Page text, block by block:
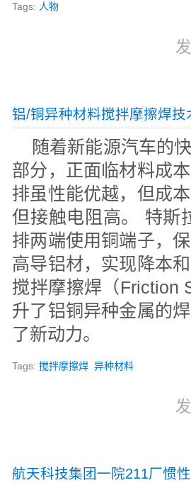
Tags: 人物
铝/铜异种材料搅拌摩擦焊
随着新能源汽车的
部分，正面临材料成
排虽性能优越，但成
但接触电阻高。 特斯
排两端使用铜端子，
高导铝材，实现降本
搅拌摩擦焊（Friction
升了铝铜异种金属的
了新动力。
Tags:搅拌摩擦焊 异种材料
航天科技集团一院211厂惯